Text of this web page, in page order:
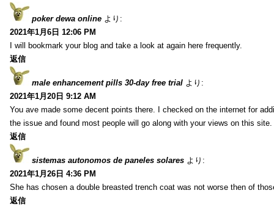
poker dewa online より:
2021年1月6日 12:06 PM
I will bookmark your blog and take a look at again here frequently.
返信
male enhancement pills 30-day free trial より:
2021年1月20日 9:12 AM
You ave made some decent points there. I checked on the internet for
the issue and found most people will go along with your views on this site.
返信
sistemas autonomos de paneles solares より:
2021年1月26日 4:36 PM
She has chosen a double breasted trench coat was not worse then of
返信